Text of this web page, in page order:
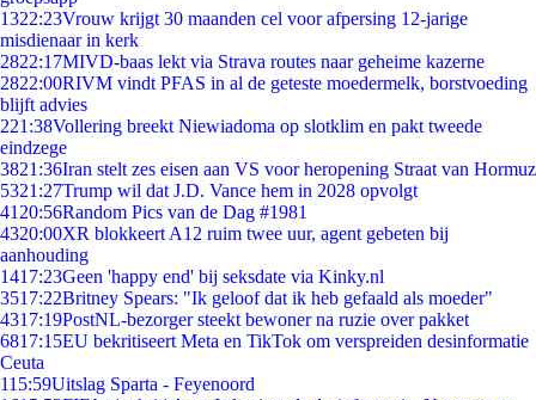
1322:23Vrouw krijgt 30 maanden cel voor afpersing 12-jarige
misdienaar in kerk
2822:17MIVD-baas lekt via Strava routes naar geheime kazerne
2822:00RIVM vindt PFAS in al de geteste moedermelk, borstvoeding
blijft advies
221:38Vollering breekt Niewiadoma op slotklim en pakt tweede
eindzege
3821:36Iran stelt zes eisen aan VS voor heropening Straat van Hormuz
5321:27Trump wil dat J.D. Vance hem in 2028 opvolgt
41 20:56Random Pics van de Dag #1981
4320:00XR blokkeert A12 ruim twee uur, agent gebeten bij
aanhouding
1417:23Geen 'happy end' bij seksdate via Kinky.nl
3517:22Britney Spears: "Ik geloof dat ik heb gefaald als moeder"
4317:19PostNL-bezorger steekt bewoner na ruzie over pakket
6817:15EU bekritiseert Meta en TikTok om verspreiden desinformatie
Ceuta
115:59Uitslag Sparta - Feyenoord